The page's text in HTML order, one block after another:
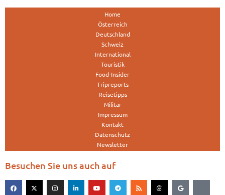
Home
Österreich
Deutschland
Schweiz
International
Touristik
Food-Insider
Tripreports
Reisetipps
Militär
Impressum
Kontakt
Datenschutz
Newsletter
Besuchen Sie uns auch auf